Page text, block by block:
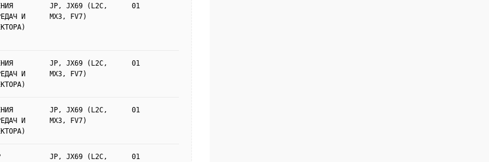
И
JP, JX69 (L2C,
MX3, FV7)
01
И
JP, JX69 (L2C,
MX3, FV7)
01
И
JP, JX69 (L2C,
MX3, FV7)
01
JP, JX69 (L2C,
01